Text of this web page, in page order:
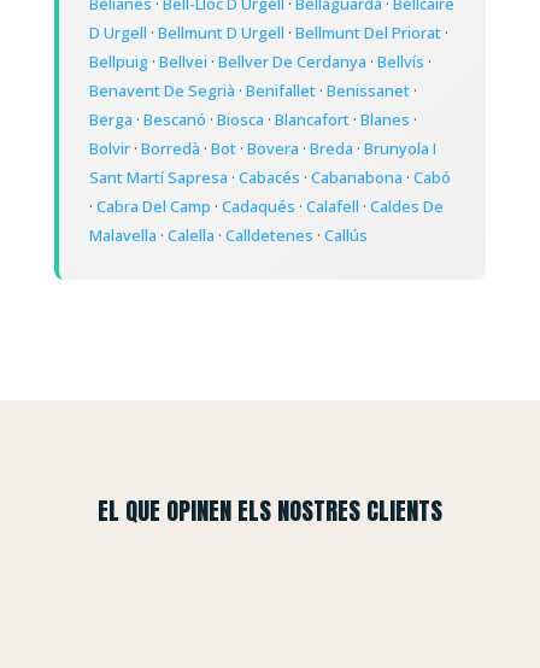
D Urgell · Bellmunt D Urgell · Bellmunt Del Priorat·
Bellpuig· Bellvei · Bellver De Cerdanya · Bellvís ·
Benavent De Segrià · Benifallet· Benissanet·
Berga · Bescanó · Biosca · Blancafort· Blanes ·
Bolvir· Borredà · Bot· Bovera · Breda · Brunyola I
Sant Martí Sapresa · Cabacés · Cabanabona · Cabó
· Cabra Del Camp · Cadaqués · Calafell · Caldes De
Malavella · Calella · Calldetenes · Callús
EL QUE OPINEN ELS NOSTRES CLIENTS